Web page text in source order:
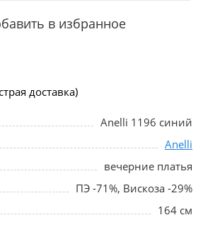
в избранное
доставка)
Anelli 1196 синий
Anelli
вечерние платья
ПЭ -71%, Вискоза -29%
164 см